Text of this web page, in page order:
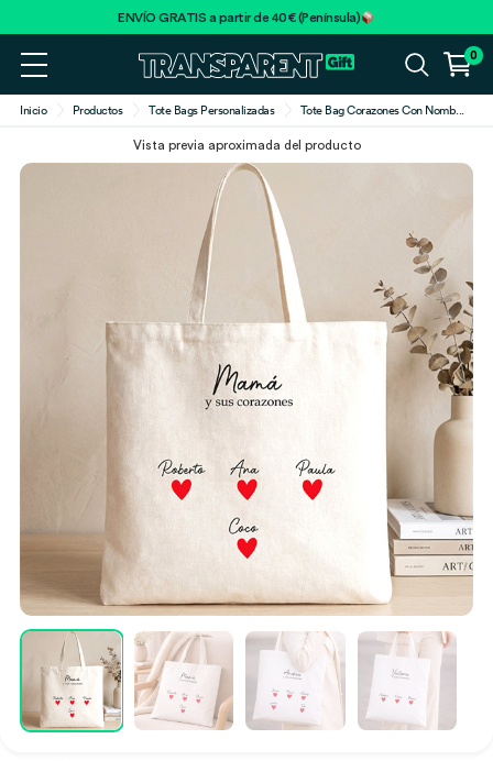
ENVÍO GRATIS a partir de 40€ (Península)
0
Inicio Productos Tote Bags Personalizadas Tote Bag Corazones Con Nomb...
Vista previa aproximada del producto